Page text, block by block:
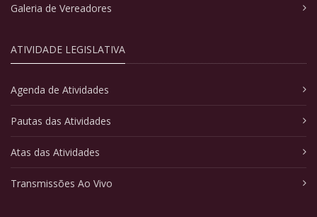
Galeria de Vereadores
ATIVIDADE LEGISLATIVA
Agenda de Atividades
Pautas das Atividades
Atas das Atividades
Transmissões Ao Vivo